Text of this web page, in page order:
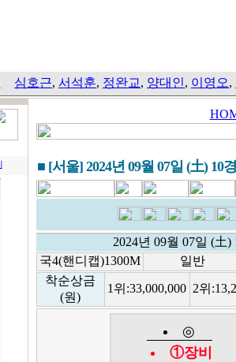
심호근, 서석훈, 정완교, 양대인, 이영오,
■ [서울] 2024년 09월 07일 (土) 10
2024년 09월 07일 (土
국4(핸디캡)1300M
일반
착순상금
(원)
1위:33,000,000 2위:
◎
①장비